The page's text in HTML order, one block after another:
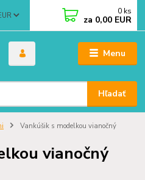
Menu
Hľadať
0 ks
za 0,00 EUR
Vankúšik s modelkou vianočný
vianočný